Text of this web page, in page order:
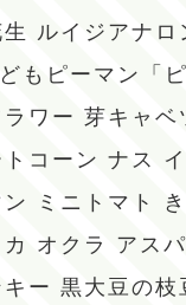
ルイジアナロ
もピーマン「
ワー 芽キャベ
コーン ナス
ミニトマト
オクラ
アス
ー 黒大豆の枝